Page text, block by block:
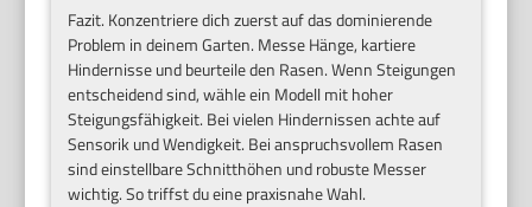
Fazit. Konzentriere dich zuerst auf das dominierende
Problem in deinem Garten. Messe Hänge, kartiere
Hindernisse und beurteile den Rasen. Wenn Steigungen
entscheidend sind, wähle ein Modell mit hoher
Steigungsfähigkeit. Bei vielen Hindernissen achte auf
Sensorik und Wendigkeit. Bei anspruchsvollem Rasen
sind einstellbare Schnitthöhen und robuste Messer
wichtig. So triffst du eine praxisnahe Wahl.